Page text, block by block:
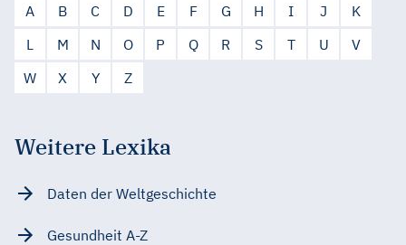
A B C D E F G H I J
K
L
M N O P Q R S T U
V
W
X Y Z
Weitere Lexika
Daten der Weltgeschichte
Gesundheit A-Z